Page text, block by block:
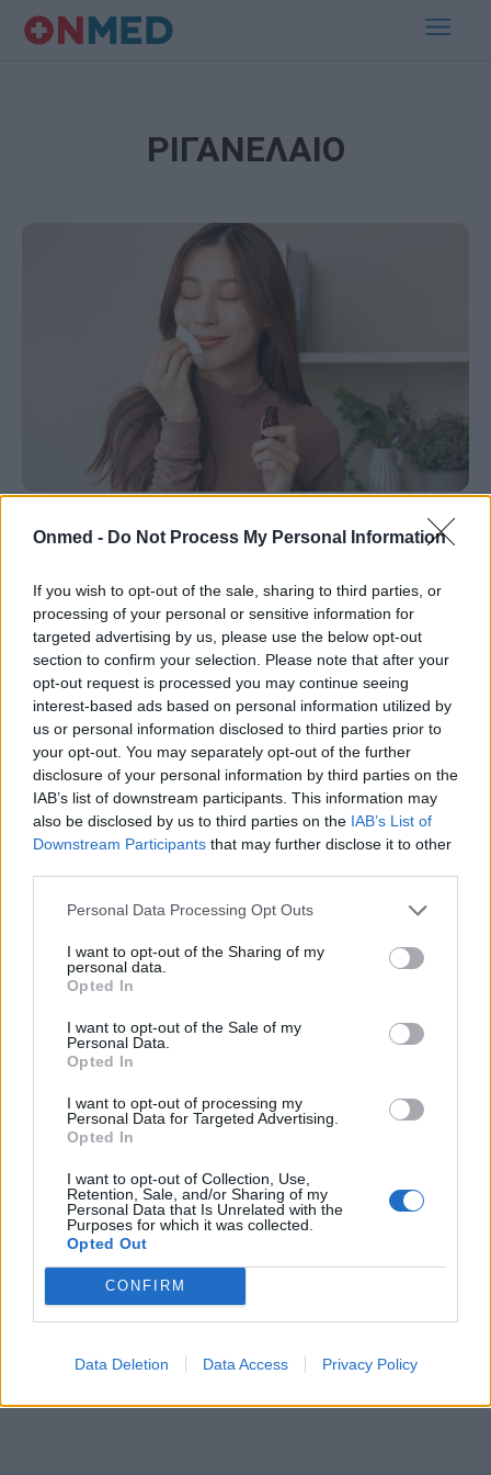
Onmed - Do Not Process My Personal Information
If you wish to opt-out of the sale, sharing to third parties, or
processing of your personal or sensitive information for
targeted advertising by us, please use the below opt-out
section to confirm your selection. Please note that after your
opt-out request is processed you may continue seeing
interest-based ads based on personal information utilized by
us or personal information disclosed to third parties prior to
your opt-out. You may separately opt-out of the further
disclosure of your personal information by third parties on the
IAB’s list of downstream participants. This information may
also be disclosed by us to third parties on the IAB’s List of
Downstream Participants that may further disclose it to other
Personal Data Processing Opt Outs
I want to opt-out of the Sharing of my
personal data.
Opted In
I want to opt-out of the Sale of my
Personal Data.
Opted In
I want to opt-out of processing my
Personal Data for Targeted Advertising.
Opted In
I want to opt-out of Collection, Use,
Retention, Sale, and/or Sharing of my
Personal Data that Is Unrelated with the
Purposes for which it was collected.
Opted Out
CONFIRM
Data Deletion Data Access Privacy Policy
ΡΙΓΑΝΕΛΑΙΟ
Ριγανέλαιο: Πώς χρησιμοποιείται για
Το έλαιο ρίγανης έχει κερδίσει την προσοχή τόσο στην
παραδοσιακή όσο και στη σύγχρονη ιατρική για τα
ευρέως φάσματος αντιμικροβιακά…
Σημαντικά νέα για την υγεία στο mail σας καθημερινά
ΕΓΓΡΑΦΗ
Έχω διαβάσει, κατανοώ και αποδέχομαι τουςόρους χρήσης και τηδήλωση
εχεμύθειαςτου ιστοτόπου της εταιρείας
εποπτεία γονέα ή κηδεμόνα ή επιτρόπου